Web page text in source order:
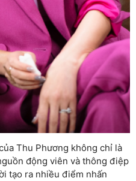
Thu Phương không chỉ là
động viên và thông điệp
tạo ra nhiều điểm nhấn